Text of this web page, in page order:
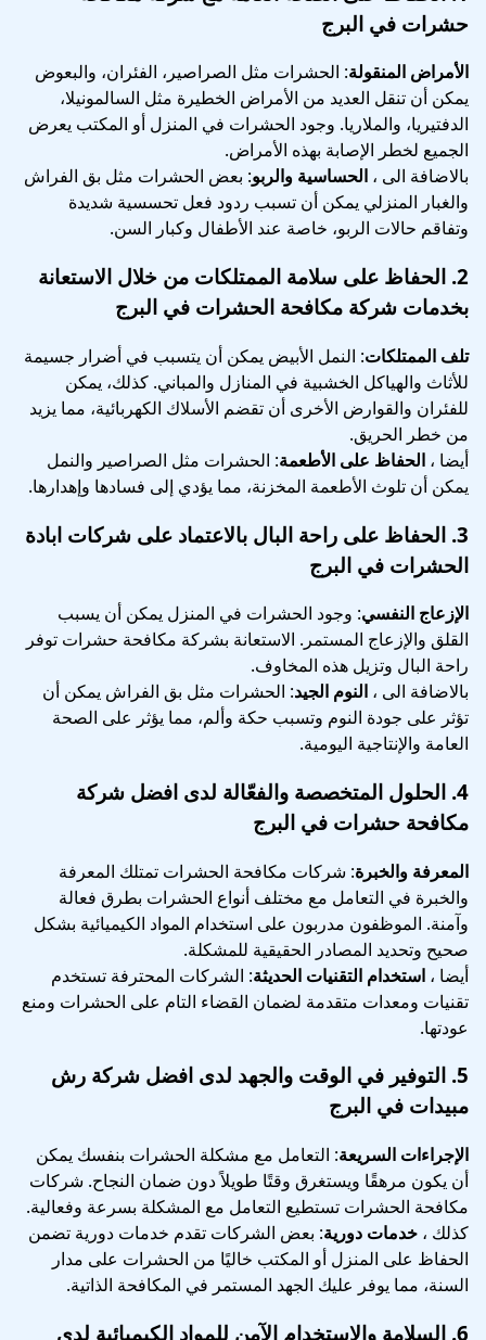
حشرات في البرج
الأمراض المنقولة: الحشرات مثل الصراصير، الفئران، والبعوض
يمكن أن تنقل العديد من الأمراض الخطيرة مثل السالمونيلا،
الدفتيريا، والملاريا. وجود الحشرات في المنزل أو المكتب يعرض
الجميع لخطر الإصابة بهذه الأمراض.
بالاضافة الى ، الحساسية والربو: بعض الحشرات مثل بق الفراش
والغبار المنزلي يمكن أن تسبب ردود فعل تحسسية شديدة
وتفاقم حالات الربو، خاصة عند الأطفال وكبار السن.
2. الحفاظ على سلامة الممتلكات من خلال الاستعانة
بخدمات شركة مكافحة الحشرات في البرج
تلف الممتلكات: النمل الأبيض يمكن أن يتسبب في أضرار جسيمة
للأثاث والهياكل الخشبية في المنازل والمباني. كذلك، يمكن
للفئران والقوارض الأخرى أن تقضم الأسلاك الكهربائية، مما يزيد
من خطر الحريق.
أيضا ، الحفاظ على الأطعمة: الحشرات مثل الصراصير والنمل
يمكن أن تلوث الأطعمة المخزنة، مما يؤدي إلى فسادها وإهدارها.
3. الحفاظ على راحة البال بالاعتماد على شركات ابادة
الحشرات في البرج
الإزعاج النفسي: وجود الحشرات في المنزل يمكن أن يسبب
القلق والإزعاج المستمر. الاستعانة بشركة مكافحة حشرات توفر
راحة البال وتزيل هذه المخاوف.
بالاضافة الى ، النوم الجيد: الحشرات مثل بق الفراش يمكن أن
تؤثر على جودة النوم وتسبب حكة وألم، مما يؤثر على الصحة
العامة والإنتاجية اليومية.
4. الحلول المتخصصة والفعّالة لدى افضل شركة
مكافحة حشرات في البرج
المعرفة والخبرة: شركات مكافحة الحشرات تمتلك المعرفة
والخبرة في التعامل مع مختلف أنواع الحشرات بطرق فعالة
وآمنة. الموظفون مدربون على استخدام المواد الكيميائية بشكل
صحيح وتحديد المصادر الحقيقية للمشكلة.
أيضا ، استخدام التقنيات الحديثة: الشركات المحترفة تستخدم
تقنيات ومعدات متقدمة لضمان القضاء التام على الحشرات ومنع
عودتها.
5. التوفير في الوقت والجهد لدى افضل شركة رش
مبيدات في البرج
الإجراءات السريعة: التعامل مع مشكلة الحشرات بنفسك يمكن
أن يكون مرهقًا ويستغرق وقتًا طويلاً دون ضمان النجاح. شركات
مكافحة الحشرات تستطيع التعامل مع المشكلة بسرعة وفعالية.
كذلك ، خدمات دورية: بعض الشركات تقدم خدمات دورية تضمن
الحفاظ على المنزل أو المكتب خاليًا من الحشرات على مدار
السنة، مما يوفر عليك الجهد المستمر في المكافحة الذاتية.
6. السلامة والاستخدام الآمن للمواد الكيميائية لدى